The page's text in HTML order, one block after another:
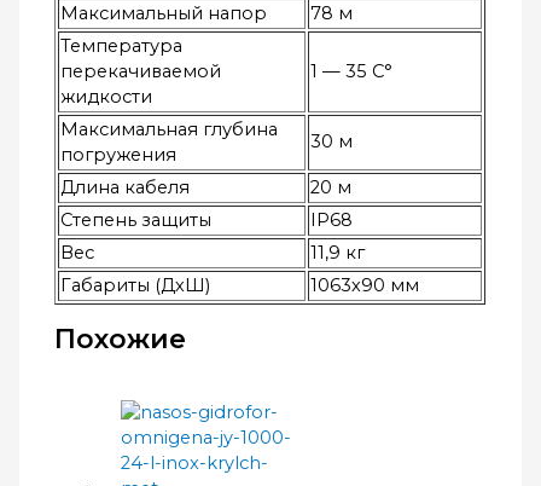
Максимальный напор
78 м
Температура
перекачиваемой
жидкости
1 — 35 C°
Максимальная глубина
погружения
30 м
Длина кабеля
20 м
Степень защиты
IP68
Вес
11,9 кг
Габариты (ДхШ)
1063х90 мм
Похожие